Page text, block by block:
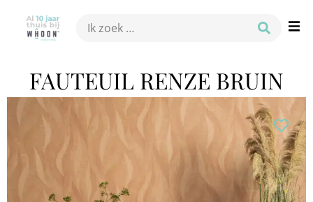
FAUTEUIL RENZE BRUIN